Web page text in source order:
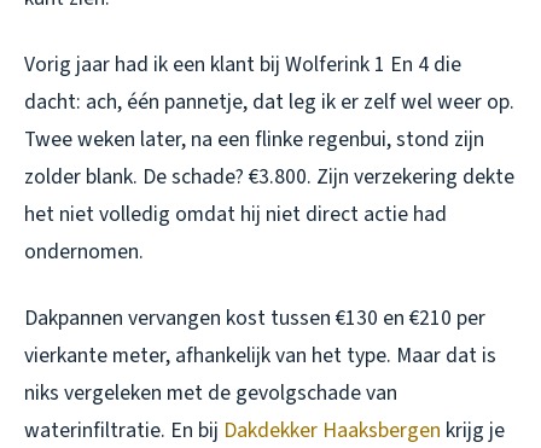
Vorig jaar had ik een klant bij Wolferink 1 En 4 die
dacht: ach, één pannetje, dat leg ik er zelf wel weer op.
Twee weken later, na een flinke regenbui, stond zijn
zolder blank. De schade? €3.800. Zijn verzekering dekte
het niet volledig omdat hij niet direct actie had
ondernomen.
Dakpannen vervangen kost tussen €130 en €210 per
vierkante meter, afhankelijk van het type. Maar dat is
niks vergeleken met de gevolgschade van
waterinfiltratie. En bij Dakdekker Haaksbergen krijg je